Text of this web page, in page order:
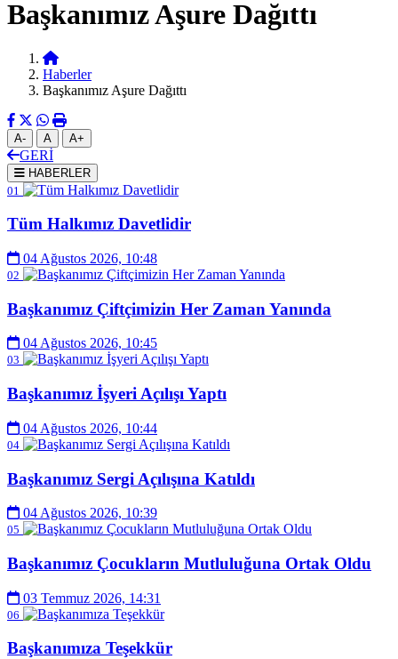
Başkanımız Aşure Dağıttı
Haberler
Başkanımız Aşure Dağıttı
A- A A+
GERİ
HABERLER
01
Tüm Halkımız Davetlidir
04 Ağustos 2026, 10:48
02
Başkanımız Çiftçimizin Her Zaman Yanında
04 Ağustos 2026, 10:45
03
Başkanımız İşyeri Açılışı Yaptı
04 Ağustos 2026, 10:44
04
Başkanımız Sergi Açılışına Katıldı
04 Ağustos 2026, 10:39
05
Başkanımız Çocukların Mutluluğuna Ortak Oldu
03 Temmuz 2026, 14:31
06
Başkanımıza Teşekkür